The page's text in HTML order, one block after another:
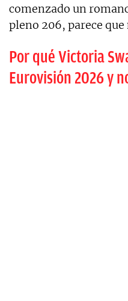
comenzado un
pleno 206, parece
Por qué Victoria
Eurovisión 2026 y